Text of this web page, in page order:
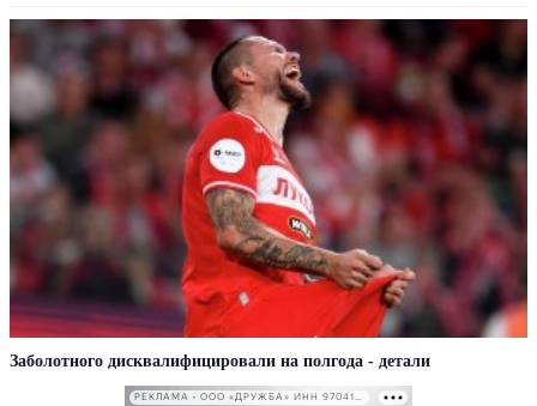
Заболотного дисквалифицировали на полгода - детали
РЕКЛАМА • ООО «ДРУЖБА» ИНН 9704146411